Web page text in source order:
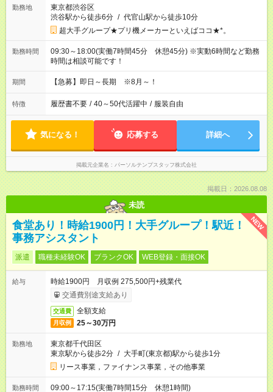
勤務地
東京都渋谷区
渋谷駅から徒歩6分 / 代官山駅から徒歩10分
超大手グループ★プリ機メーカーといえばココ★*。
勤務時間
09:30～18:00(実働7時間45分 休憩45分) ※実動6時間など勤務
時間は相談可能です！
期間 【急募】即日～長期 ※8月～！
特徴 履歴書不要 / 40～50代活躍中 / 服装自由
気になる！ 応募する 詳細へ
掲載元企業名 パーソルテンプスタッフ株式会社
掲載日：2026.08.08
未読
NEW
食堂あり！時給1900円！大手グループ！駅近！
事務アシスタント
派遣 職種未経験OK ブランクOK WEB登録・面接OK
給与
時給1900円 月収例 275,500円+残業代
交通費別途支給あり
交通費 全額支給
月収例 25～30万円
勤務地
東京都千代田区
東京駅から徒歩2分 / 大手町(東京都)駅から徒歩1分
リース事業，ファイナンス事業，その他事業
勤務時間 09:00～17:15(実働7時間15分 休憩1時間)